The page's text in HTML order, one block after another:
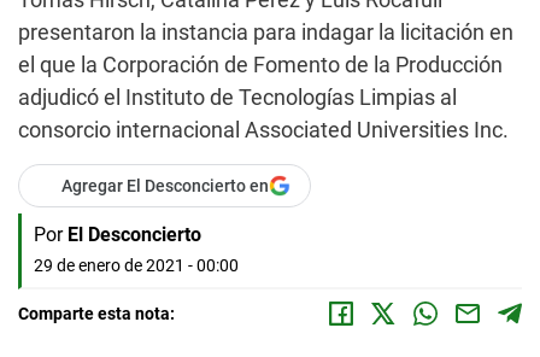
presentaron la instancia para indagar la licitación en
el que la Corporación de Fomento de la Producción
adjudicó el Instituto de Tecnologías Limpias al
consorcio internacional Associated Universities Inc.
Agregar El Desconcierto en
Por El Desconcierto
29 de enero de 2021 - 00:00
Comparte esta nota: